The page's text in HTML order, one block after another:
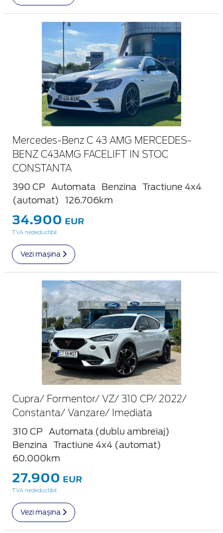
Mercedes-Benz C 43 AMG MERCEDES-
BENZ C43AMG FACELIFT IN STOC
CONSTANTA
390 CP Automata Benzina
Tractiune 4x4
(automat)
126.706km
34.900 EUR
TVA nedeductibil
Vezi mașina
Cupra/ Formentor/ VZ/ 310 CP/ 2022/
Constanta/ Vanzare/ Imediata
310 CP
Automata (dublu ambreiaj)
Benzina
Tractiune 4x4 (automat)
60.000km
27.900 EUR
TVA nedeductibil
Vezi mașina